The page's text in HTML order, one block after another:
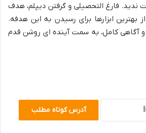
ندید. فارغ التحصیلی و گرفتن دیپلم، هدف
بهترین ابزارها برای رسیدن به این هدفه.
آگاهی کامل، به سمت آینده ای روشن قدم
آدرس کوتاه مطلب